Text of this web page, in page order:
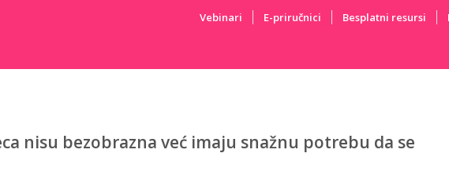
Vebinari E-priručnici Besplatni resursi
nisu bezobrazna već imaju snažnu potrebu da se